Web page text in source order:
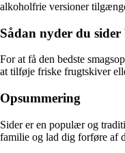
alkoholfrie versioner
Sådan nyder du sider
For at få den bedste
at tilføje friske frugtskiver
Opsummering
Sider er en populær og
familie og lad dig forføre af